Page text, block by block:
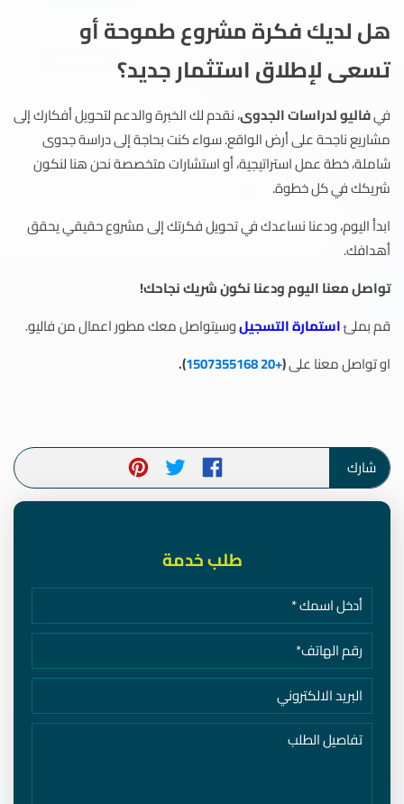
هل لديك فكرة مشروع طموحة أو
تسعى لإطلاق استثمار جديد؟
فيفاليو لدراسات الجدوى، نقدم لك الخبرة والدعم لتحويل أفكارك إلى
مشاريع ناجحة على أرض الواقع. سواء كنت بحاجة إلى دراسة جدوى
شاملة، خطة عمل استراتيجية، أو استشارات متخصصة نحن هنا لنكون
شريكك في كل خطوة.
ابدأ اليوم، ودعنا نساعدك في تحويل فكرتك إلى مشروع حقيقي يحقق
أهدافك.
تواصل معنا اليوم ودعنا نكون شريك نجاحك!
قم بملئاستمارة التسجيلوسيتواصل معك مطور اعمال من فاليو.
او تواصل معنا على(
+20 1507355168
).
شارك
طلب خدمة